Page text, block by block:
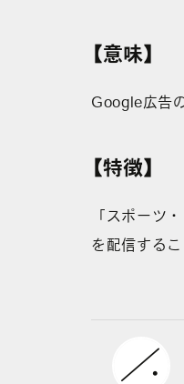
【意味】
Google広告
【特徴】
「スポーツ
を配信するこ